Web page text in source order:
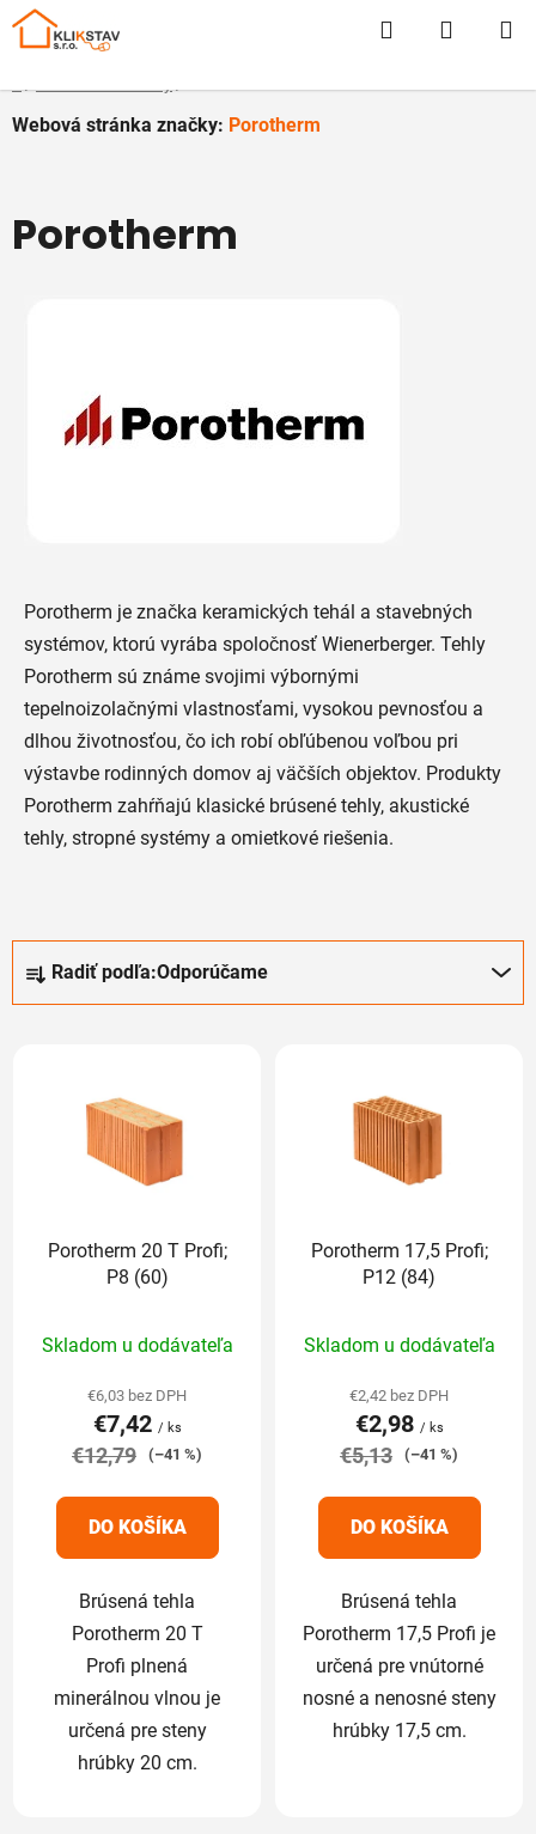
Prejsť
Hľadať
Webová stránka značky: Porotherm
Porotherm
Porotherm je značka keramických tehál a stavebných
systémov, ktorú vyrába spoločnosť Wienerberger. Tehly
Porotherm sú známe svojimi výbornými
tepelnoizolačnými vlastnosťami, vysokou pevnosťou a
dlhou životnosťou, čo ich robí obľúbenou voľbou pri
výstavbe rodinných domov aj väčších objektov. Produkty
Porotherm zahŕňajú klasické brúsené tehly, akustické
tehly, stropné systémy a omietkové riešenia.
R
a
d
Radiť podľa:Odporúčame
Porotherm 20 T Profi;
P8 (60)
hodnotenie
produktu
je
5,0
5
hviezdičiek.
Skladom u dodávateľa
€6,03 bez DPH
€7,42 / ks
€12,79 (–41 %)
DO KOŠÍKA
Brúsená tehla
Porotherm 20 T
Profi plnená
minerálnou vlnou je
určená pre steny
hrúbky 20 cm.
Porotherm 17,5 Profi;
P12 (84)
hodnotenie
produktu
je
5,0
5
hviezdičiek.
Skladom u dodávateľa
€2,42 bez DPH
€2,98 / ks
€5,13 (–41 %)
DO KOŠÍKA
Brúsená tehla
Porotherm 17,5 Profi je
určená pre vnútorné
nosné a nenosné steny
hrúbky 17,5 cm.